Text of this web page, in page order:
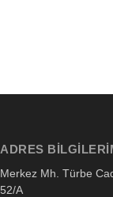
ADRES
Merkez Mh. Türbe
52/A